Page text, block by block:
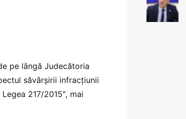
pe lângă Judecătoria
săvârșirii infracțiunii
217/2015″, mai